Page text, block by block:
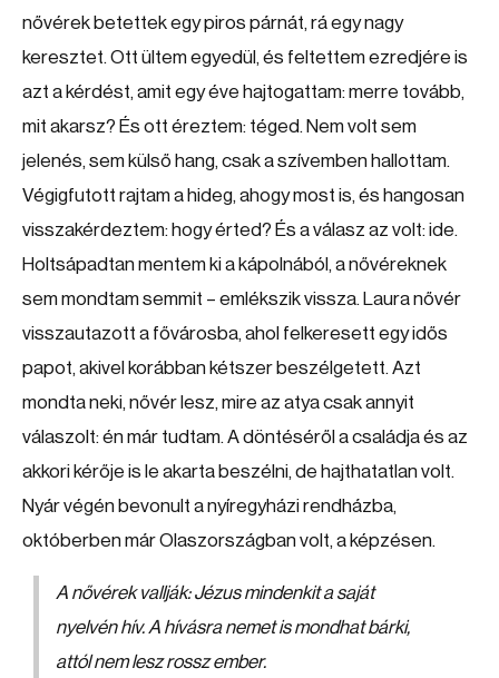
nővérek betettek egy piros párnát, rá egy nagy
keresztet. Ott ültem egyedül, és feltettem ezredjére is
azt a kérdést, amit egy éve hajtogattam: merre tovább,
mit akarsz? És ott éreztem: téged. Nem volt sem
jelenés, sem külső hang, csak a szívemben hallottam.
Végigfutott rajtam a hideg, ahogy most is, és hangosan
visszakérdeztem: hogy érted? És a válasz az volt: ide.
Holtsápadtan mentem ki a kápolnából, a nővéreknek
sem mondtam semmit – emlékszik vissza. Laura nővér
visszautazott a fővárosba, ahol felkeresett egy idős
papot, akivel korábban kétszer beszélgetett. Azt
mondta neki, nővér lesz, mire az atya csak annyit
válaszolt: én már tudtam. A döntéséről a családja és az
akkori kérője is le akarta beszélni, de hajthatatlan volt.
Nyár végén bevonult a nyíregyházi rendházba,
októberben már Olaszországban volt, a képzésen.
A nővérek vallják: Jézus mindenkit a saját
nyelvén hív. A hívásra nemet is mondhat bárki,
attól nem lesz rossz ember.